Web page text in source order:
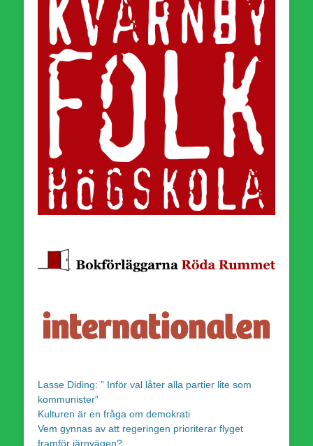
Lasse Diding: ” Inför val låter alla partier lite som
kommunister”
Kulturen är en fråga om demokrati
Vem gynnas av att regeringen prioriterar flyget
framför järnvägen?